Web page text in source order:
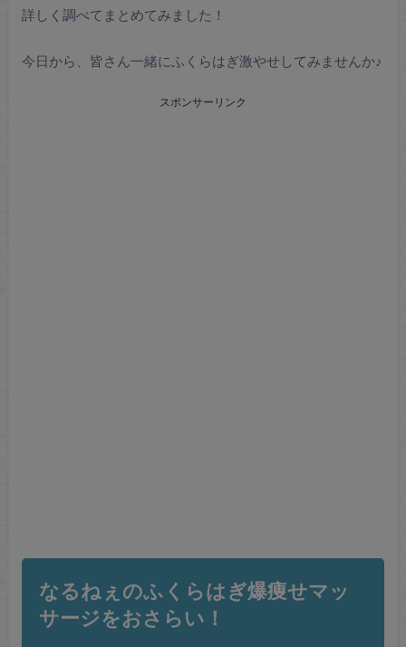
詳しく調べてまとめてみました！
今日から、皆さん一緒にふくらはぎ激やせしてみませんか♪
スポンサーリンク
なるねぇのふくらはぎ爆痩せマッ
サージをおさらい！